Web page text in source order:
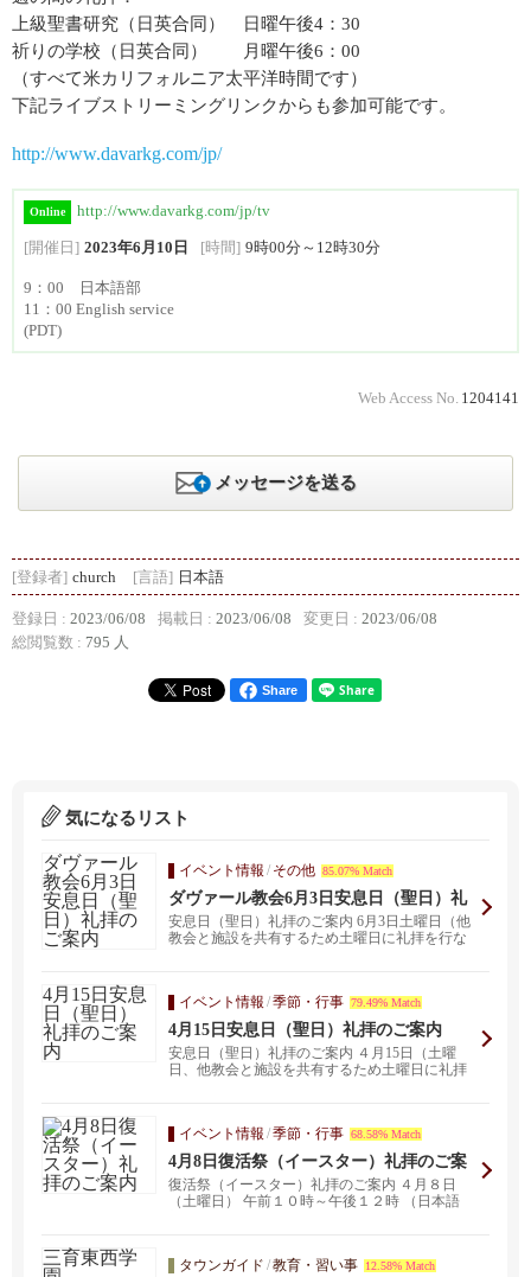
上級聖書研究（日英合同） 日曜午後4：30
祈りの学校（日英合同） 月曜午後6：00
（すべて米カリフォルニア太平洋時間です）
下記ライブストリーミングリンクからも参加可能です。
http://www.davarkg.com/jp/
Online http://www.davarkg.com/jp/tv
[開催日] 2023年6月10日 [時間] 9時00分～12時30分
9：00 日本語部
11：00 English service
(PDT)
Web Access No. 1204141
メッセージを送る
[登録者] church [言語] 日本語
登録日 : 2023/06/08 掲載日 : 2023/06/08 変更日 : 2023/06/08
総閲覧数 : 795 人
Share
気になるリスト
イベント情報 / その他 85.07% Match
ダヴァール教会6月3日安息日（聖日）礼
拝のご案内
安息日（聖日）礼拝のご案内 6月3日土曜日（他
教会と施設を共有するため土曜日に礼拝を行な
イベント情報 /季節・行事 79.49% Match
4月15日安息日（聖日）礼拝のご案内
安息日（聖日）礼拝のご案内 ４月15日（土曜
日、他教会と施設を共有するため土曜日に礼拝
イベント情報 /季節・行事 68.58% Match
4月8日復活祭（イースター）礼拝のご案
内
復活祭（イースター）礼拝のご案内 ４月８日
（土曜日） 午前１０時～午後１２時 （日本語
タウンガイド /教育・習い事 12.58% Match